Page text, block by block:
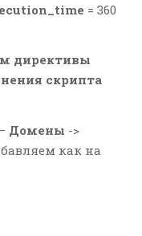
= 360
директивы
скрипта
Домены ->
как на